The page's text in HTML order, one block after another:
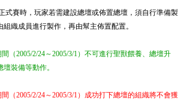
式賽時，玩家若需建設總壇或佈置總壇，須自行準備製
組織成員進行製作，再由幫主佈置配置。
（2005/2/24～2005/3/1）不可進行聖獸餵養、總壇升
裝備等動作。
（2005/2/24～2005/3/1）成功打下總壇的組織將不會獲